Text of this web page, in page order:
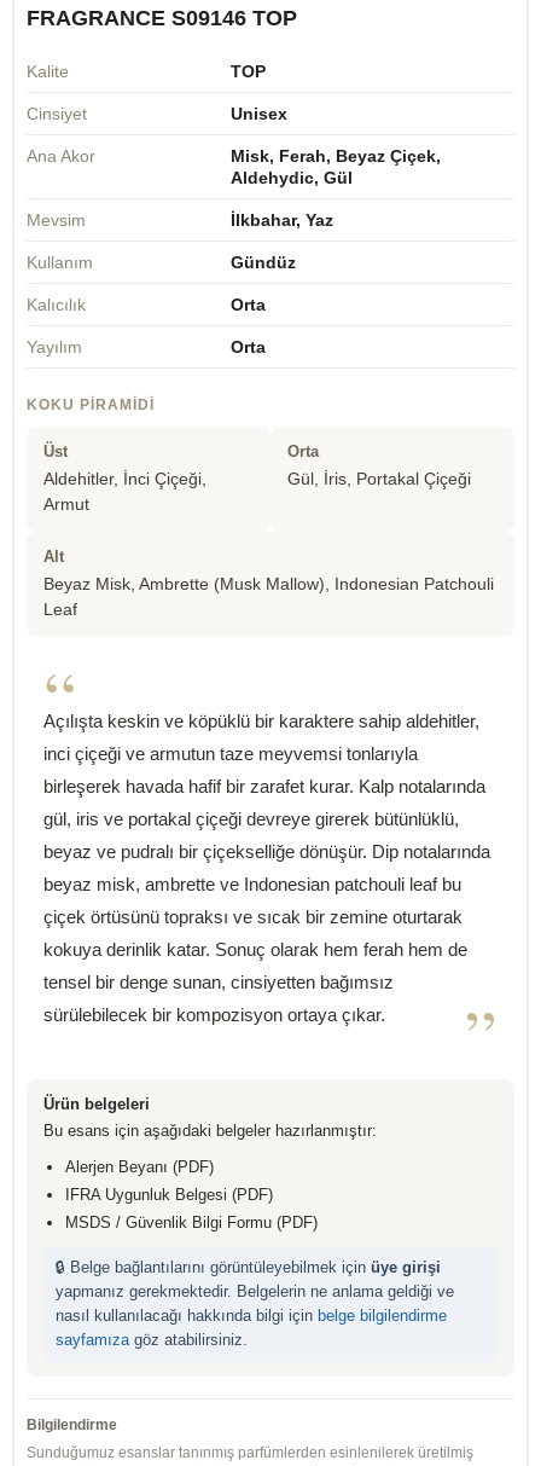
FRAGRANCE S09146 TOP
Kalite TOP
Cinsiyet Unisex
Ana Akor
Misk, Ferah, Beyaz Çiçek,
Aldehydic, Gül
Mevsim İlkbahar, Yaz
Kullanım Gündüz
Kalıcılık Orta
Yayılım Orta
KOKU PIRAMIDI
Üst
Aldehitler, İnci Çiçeği,
Armut
Orta
Gül, İris, Portakal Çiçeği
Alt
Beyaz Misk, Ambrette (Musk Mallow), Indonesian Patchouli
Leaf
“
Açılışta keskin ve köpüklü bir karaktere sahip aldehitler,
inci çiçeği ve armutun taze meyvemsi tonlarıyla
birleşerek havada hafif bir zarafet kurar. Kalp notalarında
gül, iris ve portakal çiçeği devreye girerek bütünlüklü,
beyaz ve pudralı bir çiçekselliğe dönüşür. Dip notalarında
beyaz misk, ambrette ve Indonesian patchouli leaf bu
çiçek örtüsünü topraksı ve sıcak bir zemine oturtarak
kokuya derinlik katar. Sonuç olarak hem ferah hem de
tensel bir denge sunan, cinsiyetten bağımsız
sürülebilecek bir kompozisyon ortaya çıkar.
”
Ürün belgeleri
Bu esans için aşağıdaki belgeler hazırlanmıştır:
Alerjen Beyanı (PDF)
IFRA Uygunluk Belgesi (PDF)
MSDS / Güvenlik Bilgi Formu (PDF)
🔒 Belge bağlantılarını görüntüleyebilmek için üye girişi
yapmanız gerekmektedir. Belgelerin ne anlama geldiği ve
nasıl kullanılacağı hakkında bilgi için belge bilgilendirme
sayfamızagöz atabilirsiniz.
Bilgilendirme
Sunduğumuz esanslar tanınmış parfümlerden esinlenilerek üretilmiş